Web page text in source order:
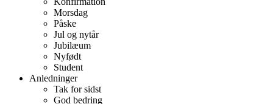
Morsdag
Påske
Jul og nytår
Jubilæum
Nyfødt
Student
Anledninger
Tak for sidst
God bedring